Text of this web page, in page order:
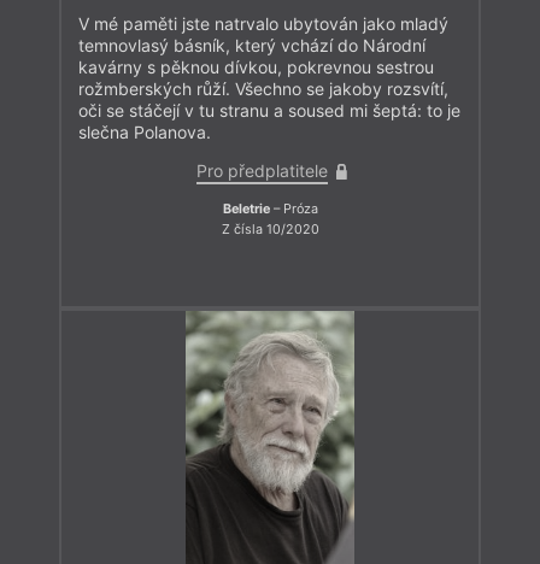
V mé paměti jste natrvalo ubytován jako mladý
temnovlasý básník, který vchází do Národní
kavárny s pěknou dívkou, pokrevnou sestrou
rožmberských růží. Všechno se jakoby rozsvítí,
oči se stáčejí v tu stranu a soused mi šeptá: to je
slečna Polanova.
Pro předplatitele
Beletrie– Próza
Z čísla 10/2020